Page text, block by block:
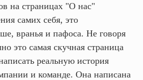
на страницах "О нас"
самих себя, это
вранья и пафоса. Не говоря
это самая скучная страница
реальную история
и команде. Она написана